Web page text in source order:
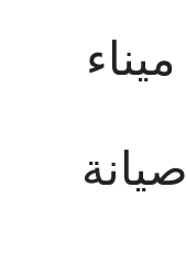
/ صيانة